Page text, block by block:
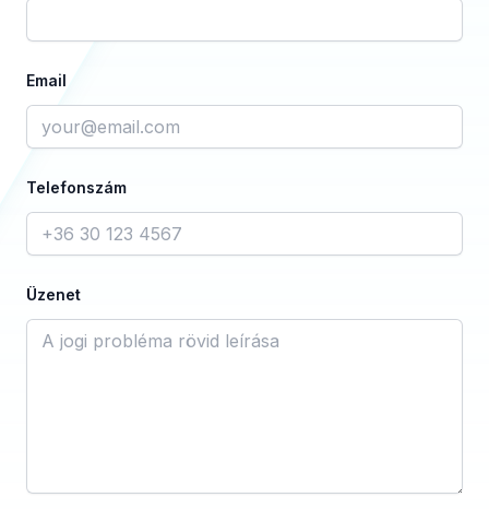
Email
Telefonszám
Üzenet